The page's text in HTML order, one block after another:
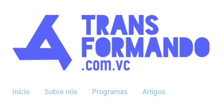
Início Sobre nós Programas Artigos